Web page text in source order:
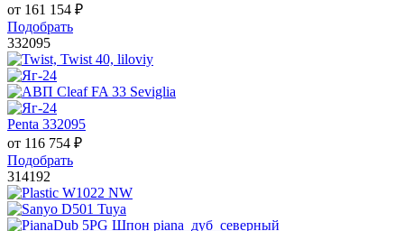
от 161 154 ₽
Подобрать
332095
Penta 332095
от 116 754 ₽
Подобрать
314192